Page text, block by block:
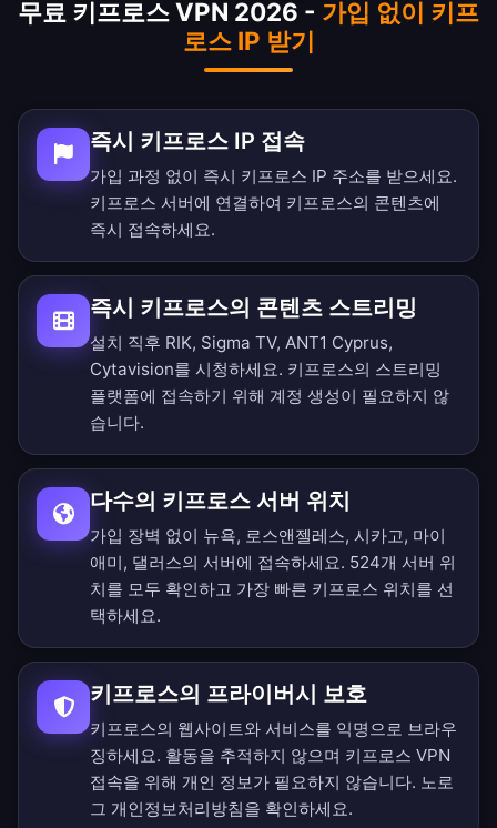
무료 키프로스 VPN 2026 - 가입 없이 키프
로스 IP 받기
즉시 키프로스 IP 접속
가입 과정 없이 즉시 키프로스 IP 주소를 받으세요.
키프로스 서버에 연결하여 키프로스의 콘텐츠에
즉시 접속하세요.
즉시 키프로스의 콘텐츠 스트리밍
설치 직후 RIK, Sigma TV, ANT1 Cyprus,
Cytavision를 시청하세요. 키프로스의 스트리밍
플랫폼에 접속하기 위해 계정 생성이 필요하지 않
습니다.
다수의 키프로스 서버 위치
가입 장벽 없이 뉴욕, 로스앤젤레스, 시카고, 마이
애미, 댈러스의 서버에 접속하세요. 524개 서버 위
치를 모두 확인하고 가장 빠른 키프로스 위치를 선
택하세요.
키프로스의 프라이버시 보호
키프로스의 웹사이트와 서비스를 익명으로 브라우
징하세요. 활동을 추적하지 않으며 키프로스 VPN
접속을 위해 개인 정보가 필요하지 않습니다. 노로
그 개인정보처리방침을 확인하세요.